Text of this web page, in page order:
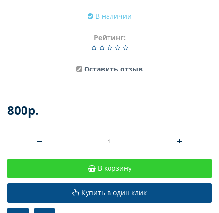
В наличии
Рейтинг:
Оставить отзыв
800р.
В корзину
Купить в один клик